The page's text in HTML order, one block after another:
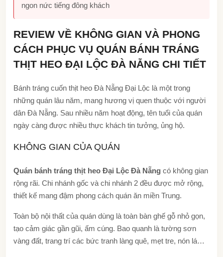
ngon nức tiếng đông khách
REVIEW VỀ KHÔNG GIAN VÀ PHONG
CÁCH PHỤC VỤ QUÁN BÁNH TRÁNG
THỊT HEO ĐẠI LỘC ĐÀ NẴNG CHI TIẾT
Bánh tráng cuốn thịt heo Đà Nẵng Đại Lộc là một trong
những quán lâu năm, mang hương vị quen thuộc với người
dân Đà Nẵng. Sau nhiều năm hoạt động, tên tuổi của quán
ngày càng được nhiều thực khách tin tưởng, ủng hộ.
KHÔNG GIAN CỦA QUÁN
Quán bánh tráng thịt heo Đại Lộc Đà Nẵng có không gian
rộng rãi. Chi nhánh gốc và chi nhánh 2 đều được mở rộng,
thiết kế mang đậm phong cách quán ăn miền Trung.
Toàn bộ nội thất của quán dùng là toàn bàn ghế gỗ nhỏ gọn,
tạo cảm giác gần gũi, ấm cúng. Bao quanh là tường sơn
vàng đất, trang trí các bức tranh làng quê, mẹt tre, nón lá…